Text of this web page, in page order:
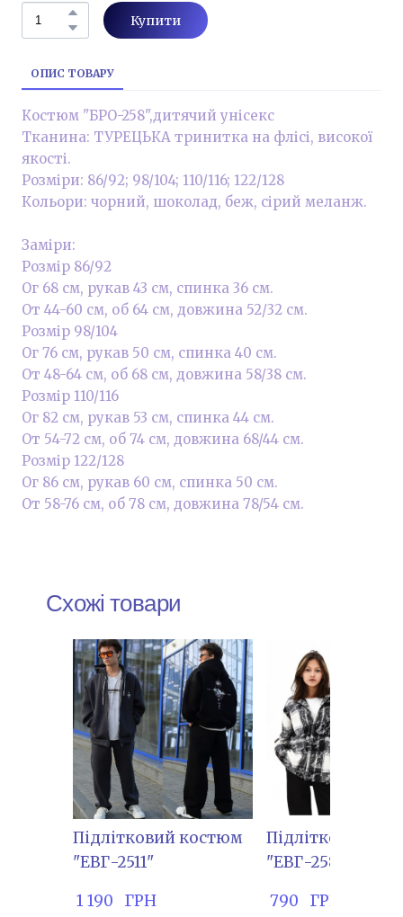
Купити
ОПИС ТОВАРУ
Костюм "БРО-258",дитячий унісекс
Тканина: ТУРЕЦЬКА тринитка на флісі, високої
якості.
Розміри: 86/92; 98/104; 110/116; 122/128
Кольори: чорний, шоколад, беж, сірий меланж.
Заміри:
Розмір 86/92
Ог 68 см, рукав 43 см, спинка 36 см.
От 44-60 см, об 64 см, довжина 52/32 см.
Розмір 98/104
Ог 76 см, рукав 50 см, спинка 40 см.
От 48-64 см, об 68 см, довжина 58/38 см.
Розмір 110/116
Ог 82 см, рукав 53 см, спинка 44 см.
От 54-72 см, об 74 см, довжина 68/44 см.
Розмір 122/128
Ог 86 см, рукав 60 см, спинка 50 см.
От 58-76 см, об 78 см, довжина 78/54 см.
Схожі товари
Підлітковий костюм
"ЕВГ-2511"
1 190   ГРН
Підліткова
"ЕВГ-2588"
790   ГРН